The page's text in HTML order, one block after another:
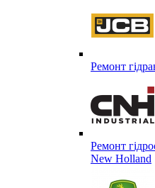
Ремонт
Ремонт
New Holland